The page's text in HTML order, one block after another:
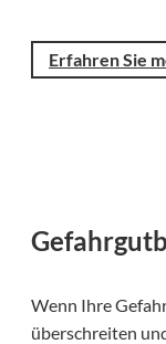
Erfahren Sie
Wenn Ihre
überschreiten